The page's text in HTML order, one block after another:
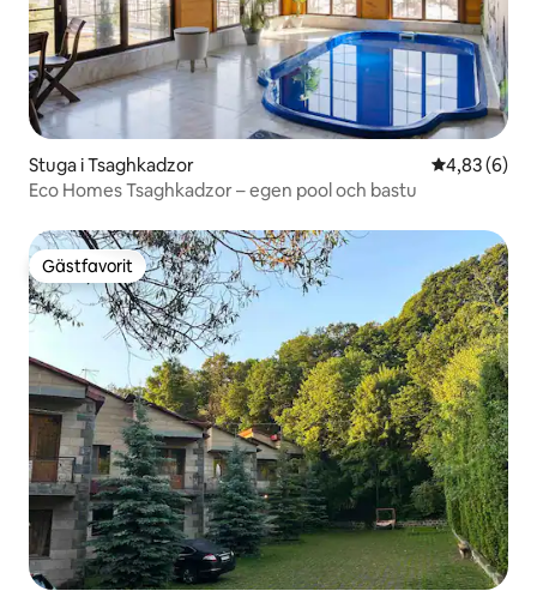
Stuga i Tsaghkadzor 4,83 av 5 i
4,83 (6)
Eco Homes Tsaghkadzor – egen pool och bastu
Gästfavorit
Gästfavorit